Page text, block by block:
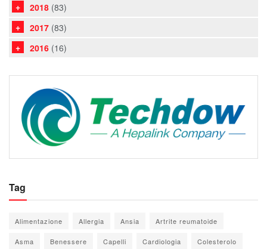
2018 (83)
2017 (83)
2016 (16)
Tag
Alimentazione Allergia Ansia Artrite reumatoide
Asma Benessere Capelli Cardiologia Colesterolo